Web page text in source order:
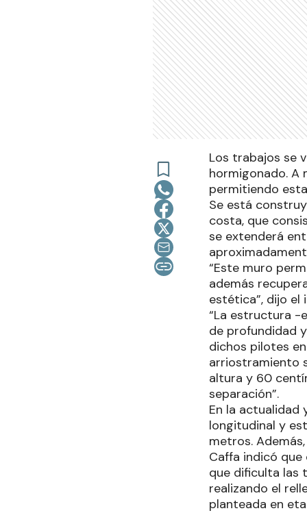
Los trabajos se
hormigonado. A
permitiendo
Se está
costa, que
se extenderá
“Este muro
además
estética”, dijo el
“La estructura -
de profundidad
dichos pilotes
arriostramiento
altura y 60
separación”.
En la actualidad
longitudinal y
metros.
Caffa indicó
que dificulta las
realizando el
planteada en